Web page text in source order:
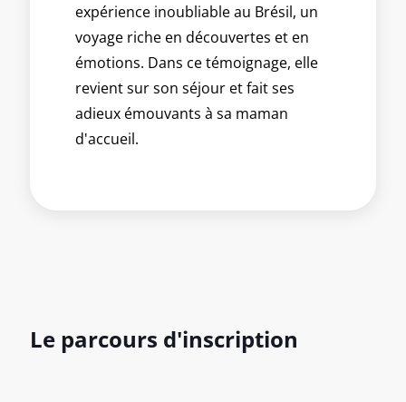
expérience inoubliable au Brésil, un
voyage riche en découvertes et en
émotions. Dans ce témoignage, elle
revient sur son séjour et fait ses
adieux émouvants à sa maman
d'accueil.
Le parcours d'inscription